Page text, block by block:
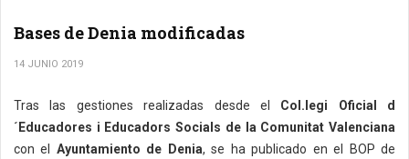
Bases de Denia modificadas
14 JUNIO 2019
Tras las gestiones realizadas desde el Col.legi Oficial d
´Educadores i Educadors Socials de la Comunitat Valenciana
con el Ayuntamiento de Denia, se ha publicado en el BOP de